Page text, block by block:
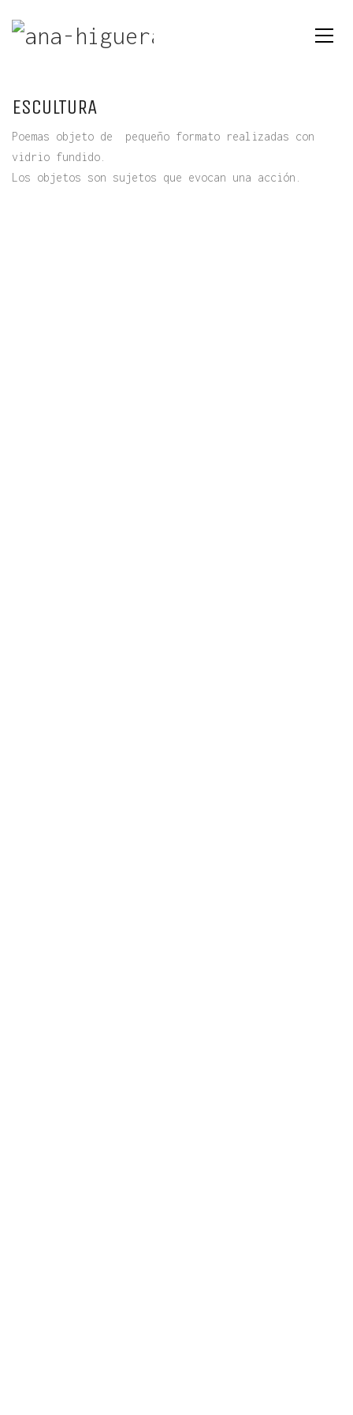
ESCULTURA
Poemas objeto de pequeño formato realizadas con
vidrio fundido.
Los objetos son sujetos que evocan una acción.